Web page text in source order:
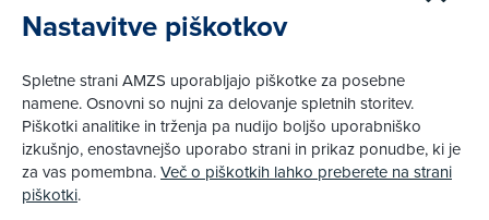
Postanite član AMZS
Zakaj (p)ostati član?
Kako vam pomagamo
Pravni vidiki
Piškotki
Nastavitve piškotkov
Spletne strani AMZS uporabljajo piškotke za posebne
namene. Osnovni so nujni za delovanje spletnih storitev.
Piškotki analitike in trženja pa nudijo boljšo uporabniško
izkušnjo, enostavnejšo uporabo strani in prikaz ponudbe, ki je
za vas pomembna.Več o piškotkih lahko preberete na strani
piškotki.